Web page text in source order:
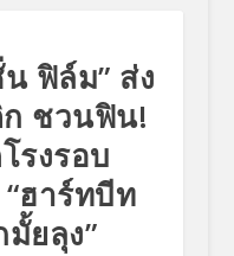
ฟิล์ม” ส่ง
ชวนฟิน!
รงรอบ
ฮาร์ทบีท
ยลุง”